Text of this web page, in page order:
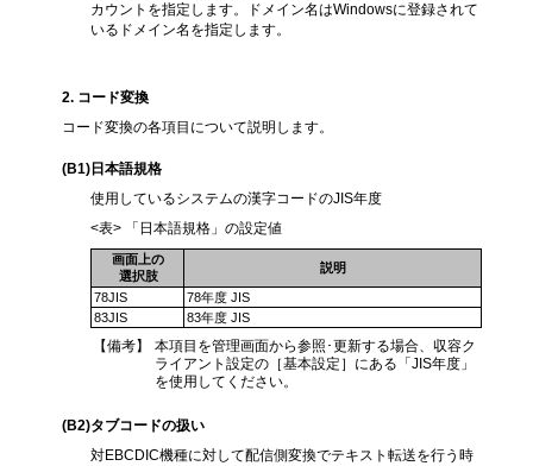
カウントを指定します。ドメイン名はWindowsに登録されて
いるドメイン名を指定します。
2. コード変換
コード変換の各項目について説明します。
(B1)日本語規格
使用しているシステムの漢字コードのJIS年度
<表> 「日本語規格」の設定値
画面上の
選択肢
説明
78JIS
78年度 JIS
83JIS
83年度 JIS
【備考】
本項目を管理画面から参照･更新する場合、収容ク
ライアント設定の［基本設定］にある「JIS年度」
を使用してください。
(B2)タブコードの扱い
対EBCDIC機種に対して配信側変換でテキスト転送を行う時